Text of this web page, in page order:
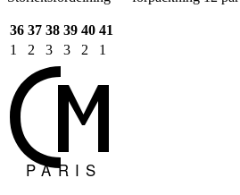
36 37 38 39 40 41
1
2 3 3 2 1